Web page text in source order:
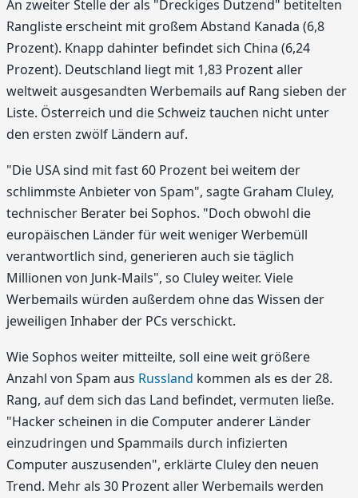
An zweiter Stelle der als "Dreckiges Dutzend" betitelten
Rangliste erscheint mit großem Abstand Kanada (6,8
Prozent). Knapp dahinter befindet sich China (6,24
Prozent). Deutschland liegt mit 1,83 Prozent aller
weltweit ausgesandten Werbemails auf Rang sieben der
Liste. Österreich und die Schweiz tauchen nicht unter
den ersten zwölf Ländern auf.
"Die USA sind mit fast 60 Prozent bei weitem der
schlimmste Anbieter von Spam", sagte Graham Cluley,
technischer Berater bei Sophos. "Doch obwohl die
europäischen Länder für weit weniger Werbemüll
verantwortlich sind, generieren auch sie täglich
Millionen von Junk-Mails", so Cluley weiter. Viele
Werbemails würden außerdem ohne das Wissen der
jeweiligen Inhaber der PCs verschickt.
Wie Sophos weiter mitteilte, soll eine weit größere
Anzahl von Spam aus Russland kommen als es der 28.
Rang, auf dem sich das Land befindet, vermuten ließe.
"Hacker scheinen in die Computer anderer Länder
einzudringen und Spammails durch infizierten
Computer auszusenden", erklärte Cluley den neuen
Trend. Mehr als 30 Prozent aller Werbemails werden